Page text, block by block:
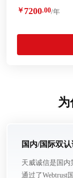
￥ 7200.00/年
国内/国际双
天威诚信是国
通过了Webtrust